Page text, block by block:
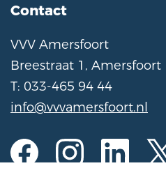
Contact
VVV Amersfoort
Breestraat 1, Amersfoort
T: 033-465 94 44
info@vvvamersfoort.nl